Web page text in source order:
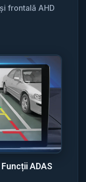
frontală AHD
ADAS